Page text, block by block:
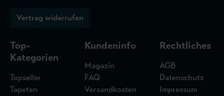
Vertrag widerrufen
Top-
Kategorien
Topseller
Tapeten
Kundeninfo
Magazin
FAQ
Versandkosten
Rechtliches
AGB
Datenschutz
Impressum